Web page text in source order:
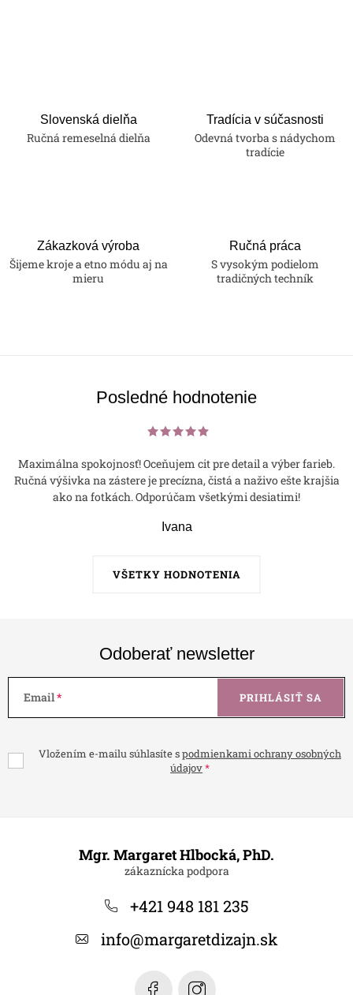
Slovenská dielňa
Ručná remeselná dielňa
Tradícia v súčasnosti
Odevná tvorba s nádychom
tradície
Zákazková výroba
Šijeme kroje a etno módu aj na
mieru
Ručná práca
S vysokým podielom
tradičných techník
Posledné hodnotenie
VŠETKY HODNOTENIA
Maximálna spokojnosť! Oceňujem cit pre detail a výber farieb.
Ručná výšivka na zástere je precízna, čistá a naživo ešte krajšia
ako na fotkách. Odporúčam všetkými desiatimi!
Ivana
Odoberať newsletter
Email
Vložením e-mailu súhlasíte spodmienkami ochrany osobných
údajov
PRIHLÁSIŤ SA
Mgr. Margaret Hlbocká, PhD.
+421 948 181 235
info@margaretdizajn.sk